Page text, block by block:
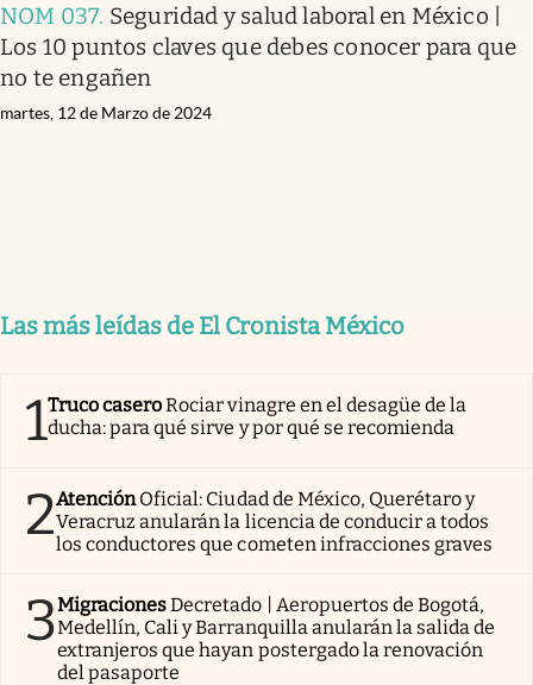
NOM 037. Seguridad y salud laboral en México |
Los 10 puntos claves que debes conocer para que
no te engañen
martes, 12 de Marzo de 2024
Las más leídas de El Cronista México
1Truco caseroRociar vinagre en el desagüe de la
ducha: para qué sirve y por qué se recomienda
2AtenciónOficial: Ciudad de México, Querétaro y
Veracruz anularán la licencia de conducir a todos
los conductores que cometen infracciones graves
3MigracionesDecretado | Aeropuertos de Bogotá,
Medellín, Cali y Barranquilla anularán la salida de
extranjeros que hayan postergado la renovación
del pasaporte